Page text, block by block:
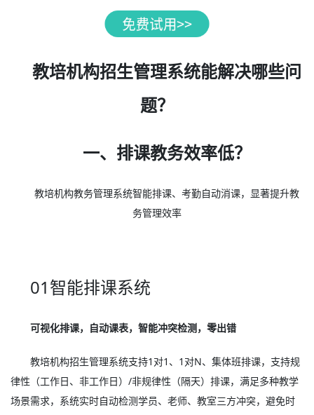
教培机构招生管理系统能解决哪些问
题？
一、排课教务效率低？
教培机构教务管理系统智能排课、考勤自动消课，显著提升教
务管理效率
01智能排课系统
可视化排课，自动课表，智能冲突检测，零出错
教培机构招生管理系统支持1对1、1对N、集体班排课，支持规
律性（工作日、非工作日）/非规律性（隔天）排课，满足多种教学
场景需求，系统实时自动检测学员、老师、教室三方冲突，避免时